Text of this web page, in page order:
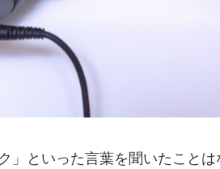
」といった言葉を聞いたこと